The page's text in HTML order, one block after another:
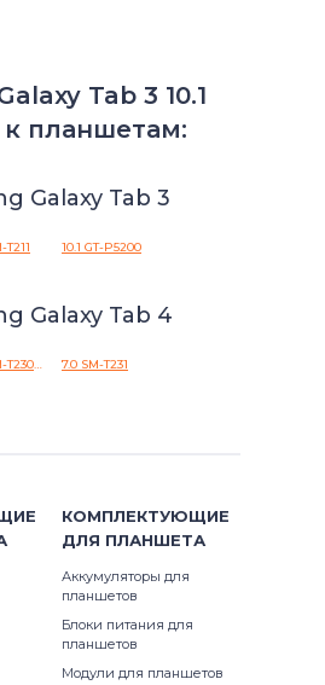
Tab 3 10.1
к планшетам:
Galaxy Tab 3
T211 10.1 GT-P5200
Galaxy Tab 4
7.0 SM-T230NU 7.0 SM-T231
КОМПЛЕКТУЮЩИЕ
ДЛЯ ПЛАНШЕТА
Аккумуляторы для
планшетов
Блоки питания для
планшетов
Модули для планшетов